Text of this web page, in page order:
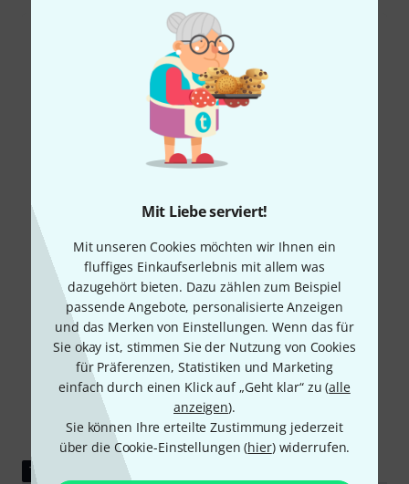
Mit Liebe serviert!
Mit unseren Cookies möchten wir Ihnen ein
fluffiges Einkaufserlebnis mit allem was
dazugehört bieten. Dazu zählen zum Beispiel
passende Angebote, personalisierte Anzeigen
und das Merken von Einstellungen. Wenn das für
Sie okay ist, stimmen Sie der Nutzung von Cookies
für Präferenzen, Statistiken und Marketing
einfach durch einen Klick auf „Geht klar“ zu (alle
anzeigen).
Sie können Ihre erteilte Zustimmung jederzeit
über die Cookie-Einstellungen (hier) widerrufen.
TESTBERICHT